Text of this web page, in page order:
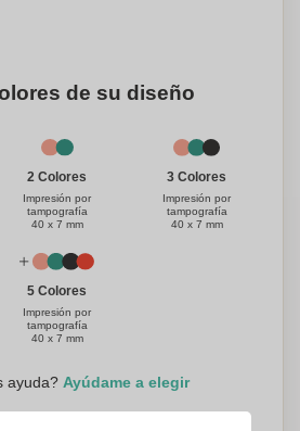
viaje de autoexpresión y
de su diseño
2 Colores
Impresión por
tampografía
40 x 7 mm
3 Colores
Impresión por
tampografía
40 x 7 mm
5 Colores
Impresión por
tampografía
40 x 7 mm
ayuda? Ayúdame a elegir